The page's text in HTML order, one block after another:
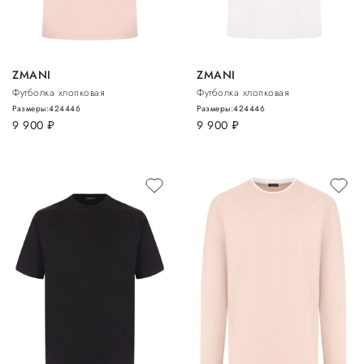
ZMANI
Футболка хлопковая
9 900 руб.
Размеры:424446
ZMANI
Футболка хлопковая
9 900 руб.
Размеры:424446